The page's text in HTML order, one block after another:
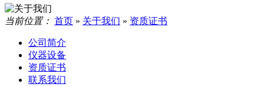
当前位置： 首页 » 关于我们 » 资质证书
公司简介
仪器设备
资质证书
联系我们